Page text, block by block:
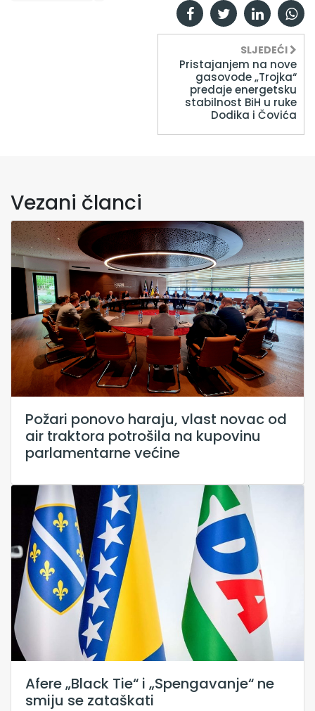
SLJEDEĆI
Pristajanjem na nove
gasovode „Trojka“
predaje energetsku
stabilnost BiH u ruke
Dodika i Čovića
Vezani članci
Požari ponovo haraju, vlast novac od
air traktora potrošila na kupovinu
parlamentarne većine
Afere „Black Tie“ i „Spengavanje“ ne
smiju se zataškati